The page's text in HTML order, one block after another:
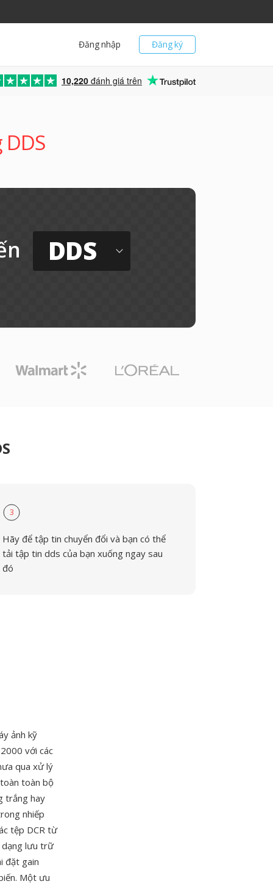
Đăng ký
Đăng nhập
10,220 đánh giá trên
DDS
3
Hãy để tập tin chuyển đổi và bạn có thể
tải tập tin dds của bạn xuống ngay sau
đó
ảnh kỹ
với các
qua xử lý
toàn bộ
trắng hay
nhiếp
tệp DCR từ
dạng lưu trữ
đặt gain
Một ưu